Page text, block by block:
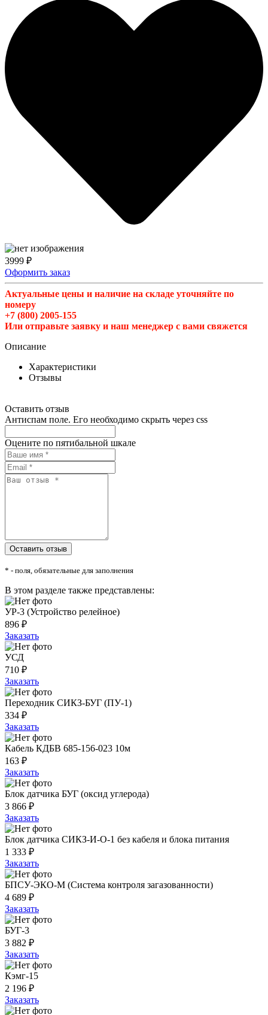
3999 ₽
Оформить заказ
Актуальные цены и наличие на складе уточняйте по
номеру
+7 (800) 2005-155
Или отправьте заявку и наш менеджер с вами свяжется
Описание
Характеристики
Отзывы
Оставить отзыв
Антиспам поле. Его необходимо скрыть через css
Оцените по пятибальной шкале
* - поля, обязательные для заполнения
В этом разделе также представлены:
УР-3 (Устройство релейное)
896 ₽
Заказать
УСД
710 ₽
Заказать
Переходник СИКЗ-БУГ (ПУ-1)
334 ₽
Заказать
Кабель КДБВ 685-156-023 10м
163 ₽
Заказать
Блок датчика БУГ (оксид углерода)
3 866 ₽
Заказать
Блок датчика СИКЗ-И-О-1 без кабеля и блока питания
1 333 ₽
Заказать
БПСУ-ЭКО-М (Система контроля загазованности)
4 689 ₽
Заказать
БУГ-3
3 882 ₽
Заказать
Кэмг-15
2 196 ₽
Заказать